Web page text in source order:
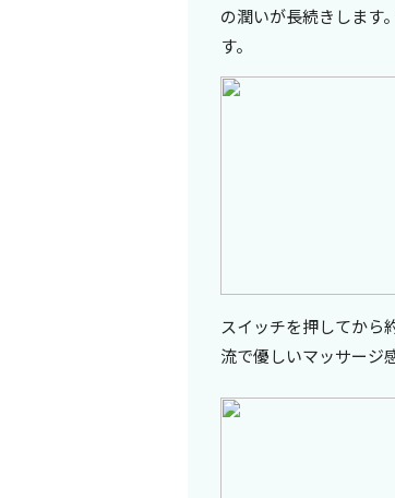
の潤いが長続きします
す。
スイッチを押してから
流で優しいマッサージ